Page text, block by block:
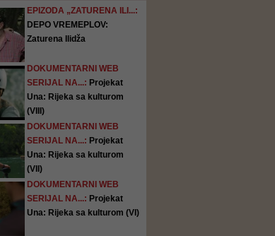
EPIZODA „ZATURENA ILI...:
DEPO VREMEPLOV:
Zaturena Ilidža
DOKUMENTARNI WEB
SERIJAL NA...: Projekat
Una: Rijeka sa kulturom
(VIII)
DOKUMENTARNI WEB
SERIJAL NA...: Projekat
Una: Rijeka sa kulturom
(VII)
DOKUMENTARNI WEB
SERIJAL NA...: Projekat
Una: Rijeka sa kulturom (VI)